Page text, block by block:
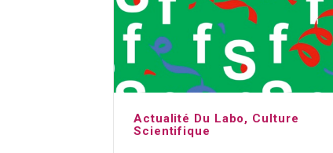
Actualité Du Labo, Culture
Scientifique